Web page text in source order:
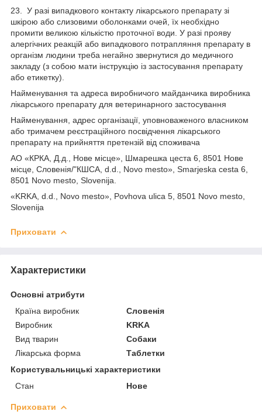
23. У разі випадкового контакту лікарського препарату зі
шкірою або слизовими оболонками очей, їх необхідно
промити великою кількістю проточної води. У разі прояву
алергічних реакцій або випадкового потрапляння препарату в
організм людини треба негайно звернутися до медичного
закладу (з собою мати інструкцію із застосування препарату
або етикетку).
Найменування та адреса виробничого майданчика виробника
лікарського препарату для ветеринарного застосування
Найменування, адрес організації, уповноваженого власником
або тримачем реєстраційного посвідчення лікарського
препарату на прийняття претензій від споживача
АО «КРКА, Д.д., Нове місце», Шмарешка цеста 6, 8501 Нове
місце, Словенія/"КШСА, d.d., Novo mesto», Smarjeska cesta 6,
8501 Novo mesto, Slovenija.
«KRKA, d.d., Novo mesto», Povhova ulica 5, 8501 Novo mesto,
Slovenija
Приховати
Характеристики
Основні атрибути
Країна виробник
Словенія
Виробник
KRKA
Вид тварин
Собаки
Лікарська форма
Таблетки
Користувальницькі характеристики
Стан
Нове
Приховати